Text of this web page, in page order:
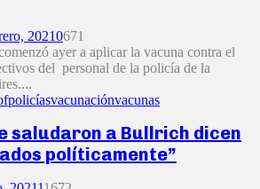
20210671
ayer a aplicar la vacuna contra el
del personal de la policía de la
policíasvacunaciónvacunas
saludaron a Bullrich dicen
políticamente”